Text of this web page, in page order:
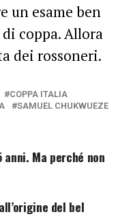
un esame ben
coppa. Allora
dei rossoneri.
COPPA ITALIA
SAMUEL CHUKWUEZE
Ma perché non
del bel